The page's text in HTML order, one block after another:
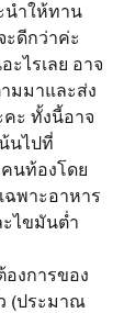
นำให้ทาน
ดีกว่าค่ะ
ไรเลย อาจ
มมาและส่ง
ะ ทั้งนี้อาจ
นไปที่
นท้องโดย
ฉพาะอาหาร
ะไขมันต่ำ
งการของ
(ประมาณ